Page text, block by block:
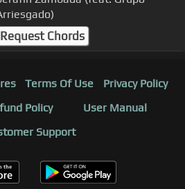
Request Chords
Terms Of Use
Privacy Policy
Policy
User Manual
Support